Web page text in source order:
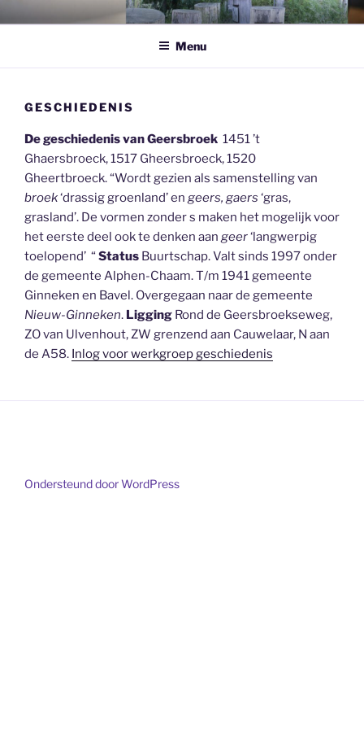
naar
inhoud
BUURTVERENIGING
GEERSBROEKMenu
GESCHIEDENIS
De geschiedenis van Geersbroek 1451 ’t
Ghaersbroeck, 1517 Gheersbroeck, 1520
Gheertbroeck. “Wordt gezien als samenstelling van
broek‘drassig groenland’ en geers, gaers ‘gras,
grasland’. De vormen zonder s maken het mogelijk voor
het eerste deel ook te denken aan geer‘langwerpig
toelopend’ “ Status Buurtschap. Valt sinds 1997 onder
de gemeente Alphen-Chaam. T/m 1941 gemeente
Ginneken en Bavel. Overgegaan naar de gemeente
Nieuw-Ginneken. Ligging Rond de Geersbroekseweg,
ZO van Ulvenhout, ZW grenzend aan Cauwelaar, N aan
de A58. Inlog voor werkgroep geschiedenis
Ondersteund door WordPress